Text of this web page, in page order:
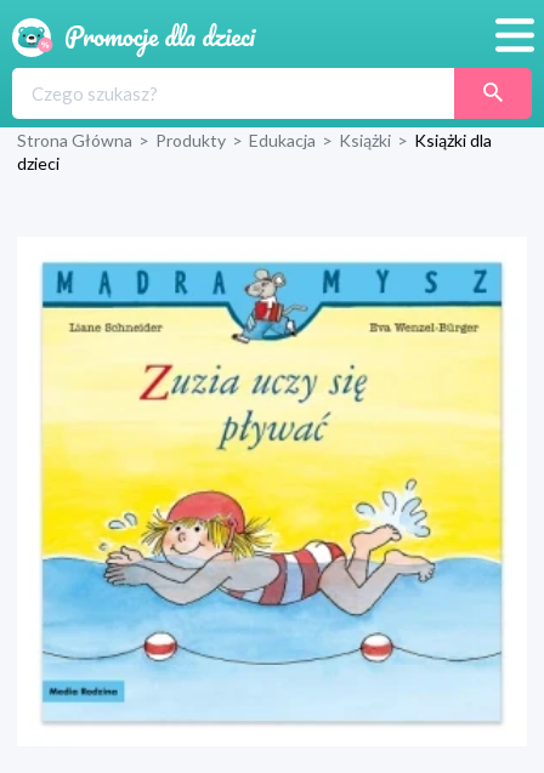
Produkty
Blog
Wyprawka
Strona Główna > Produkty > Edukacja > Książki > Książki dla
dzieci